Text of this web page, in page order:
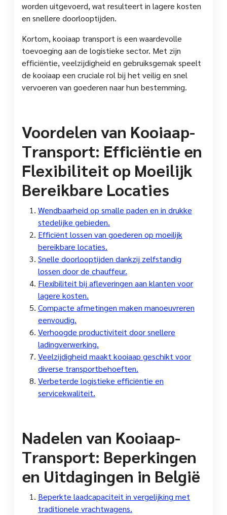
worden uitgevoerd, wat resulteert in lagere kosten
en snellere doorlooptijden.
Kortom, kooiaap transport is een waardevolle
toevoeging aan de logistieke sector. Met zijn
efficiëntie, veelzijdigheid en gebruiksgemak speelt
de kooiaap een cruciale rol bij het veilig en snel
vervoeren van goederen naar hun bestemming.
Voordelen van Kooiaap-
Transport: Efficiëntie en
Flexibiliteit op Moeilijk
Bereikbare Locaties
Wendbaarheid op smalle paden en in drukke
stedelijke gebieden.
Efficiënt lossen van goederen op moeilijk
bereikbare locaties.
Snelle doorlooptijden dankzij zelfstandig
lossen door de chauffeur.
Flexibiliteit bij afleveringen aan klanten voor
lagere kosten.
Compacte afmetingen maken manoeuvreren
eenvoudig.
Verhoogde productiviteit door snellere
ladingverwerking.
Veelzijdigheid maakt kooiaap geschikt voor
diverse transportbehoeften.
Verbeterde logistieke efficiëntie en
servicekwaliteit.
Nadelen van Kooiaap-
Transport: Beperkingen
en Uitdagingen in België
Beperkte laadcapaciteit in vergelijking met
traditionele vrachtwagens.